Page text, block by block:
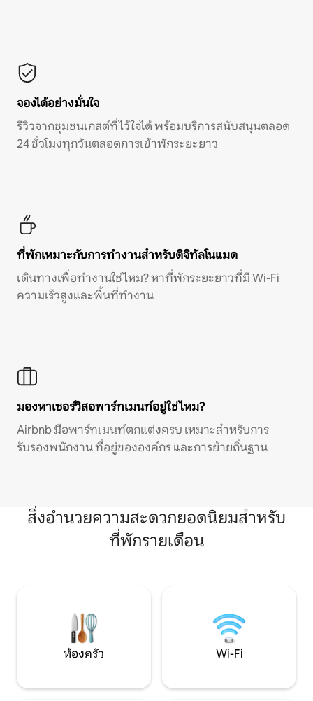
จองได้อย่างมั่นใจ
รีวิวจากชุมชนเกสต์ที่ไว้ใจได้ พร้อมบริการสนับสนุนตลอด
24 ชั่วโมงทุกวันตลอดการเข้าพักระยะยาว
ที่พักเหมาะกับการทำงานสำหรับดิจิทัลโนแมด
เดินทางเพื่อทำงานใช่ไหม? หาที่พักระยะยาวที่มี Wi-Fi
ความเร็วสูงและพื้นที่ทำงาน
มองหาเซอร์วิสอพาร์ทเมนท์อยู่ใช่ไหม?
Airbnb มีอพาร์ทเมนท์ตกแต่งครบ เหมาะสำหรับการ
รับรองพนักงาน ที่อยู่ขององค์กร และการย้ายถิ่นฐาน
สิ่งอำนวยความสะดวกยอดนิยมสำหรับ
ที่พักรายเดือน
ห้องครัว Wi-Fi